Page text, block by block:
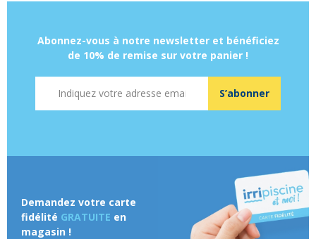
Abonnez-vous à notre newsletter et bénéficiez
de 10% de remise sur votre panier !
S’abonner
Demandez votre carte
fidélité GRATUITE en
magasin !